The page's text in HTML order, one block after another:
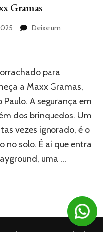
Gramas
Deixe um
para
a Maxx Gramas,
A segurança em
dos brinquedos. Um
vezes ignorado, é o
no solo. É aí que entra
uma …